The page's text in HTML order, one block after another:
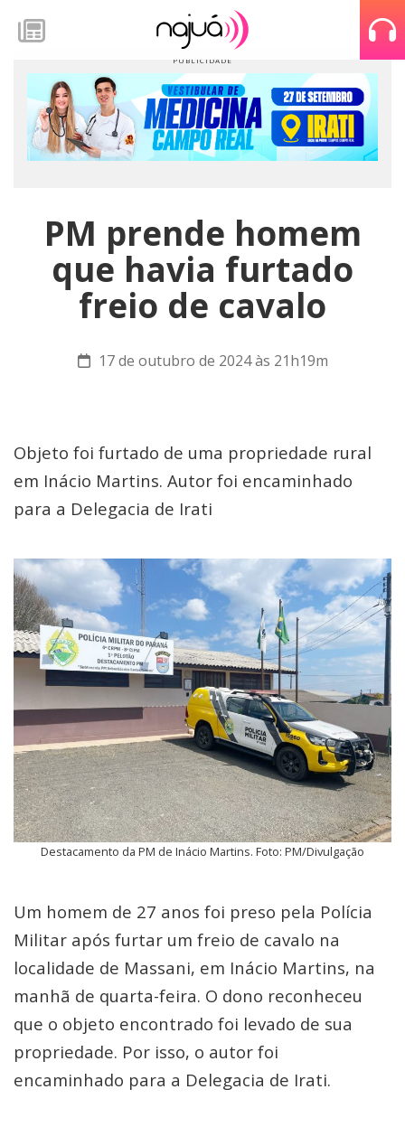
PM prende homem
que havia furtado
freio de cavalo
17 de outubro de 2024 às 21h19m
Objeto foi furtado de uma propriedade rural
em Inácio Martins. Autor foi encaminhado
para a Delegacia de Irati
Destacamento da PM de Inácio Martins. Foto: PM/Divulgação
Um homem de 27 anos foi preso pela Polícia
Militar após furtar um freio de cavalo na
localidade de Massani, em Inácio Martins, na
manhã de quarta-feira. O dono reconheceu
que o objeto encontrado foi levado de sua
propriedade. Por isso, o autor foi
encaminhado para a Delegacia de Irati.